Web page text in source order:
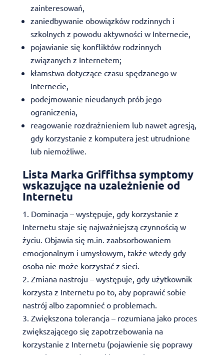
zainteresowań,
zaniedbywanie obowiązków rodzinnych i
szkolnych z powodu aktywności w Internecie,
pojawianie się konfliktów rodzinnych
związanych z Internetem;
kłamstwa dotyczące czasu spędzanego w
Internecie,
podejmowanie nieudanych prób jego
ograniczenia,
reagowanie rozdrażnieniem lub nawet agresją,
gdy korzystanie z komputera jest utrudnione
lub niemożliwe.
Lista Marka Griffithsa symptomy
wskazujące na uzależnienie od
Internetu
Dominacja – występuje, gdy korzystanie z
Internetu staje się najważniejszą czynnością w
życiu. Objawia się m.in. zaabsorbowaniem
emocjonalnym i umysłowym, także wtedy gdy
osoba nie może korzystać z sieci.
Zmiana nastroju – występuje, gdy użytkownik
korzysta z Internetu po to, aby poprawić sobie
nastrój albo zapomnieć o problemach.
Zwiększona tolerancja – rozumiana jako proces
zwiększającego się zapotrzebowania na
korzystanie z Internetu (pojawienie się poprawy